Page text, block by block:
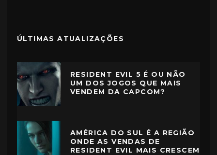
ÚLTIMAS ATUALIZAÇÕES
RESIDENT EVIL 5 É OU NÃO
UM DOS JOGOS QUE MAIS
VENDEM DA CAPCOM?
AMÉRICA DO SUL É A REGIÃO
ONDE AS VENDAS DE
RESIDENT EVIL MAIS CRESCEM